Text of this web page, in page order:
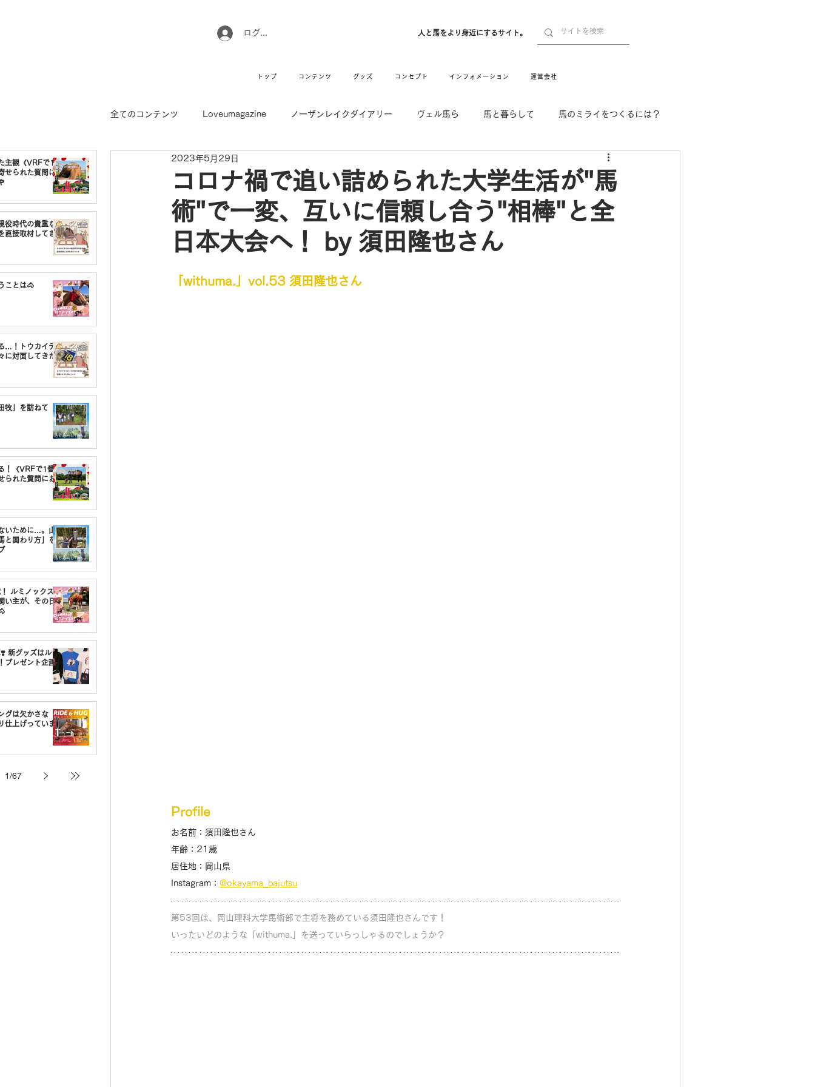
ログイン 人と馬をより身近にするサイト。
トップ コンテンツ グッズ コンセプト インフォメーション 運営会社
主観《VRFで1番
せられた質問に
役時代の貴重な
直接取材してき
ことは🐴
…！トウカイテ
に対面してきた
牧」を訪ねて
！《VRFで1番〇
られた質問にお
いために…。山
と関わり方」を
ルミノックスの
い主が、その日
新グッズはルミ
プレゼント企画
グは欠かさな
仕上げっていま
1/67
全てのコンテンツ Loveumagazine ノーザンレイクダイアリー ヴェル馬ら 馬と暮らして 馬のミライをつくるには？
ウマのお坊さん徒然日記
引退馬コレクション インフォメーション Movie New Long Hit
コロナ禍で追い詰められた大学生活が"馬
術"で一変、互いに信頼し合う"相棒"と全
日本大会へ！ by 須田隆也さん
2023年5月29日
「withuma.」vol.53 須田隆也さん
Profile
お名前：須田隆也さん
年齢：21歳
居住地：岡山県
Instagram： @okayama_bajutsu
第53回は、岡山理科大学馬術部で主将を務めている須田隆也さんです！
いったいどのような「withuma.」を送っていらっしゃるのでしょうか？